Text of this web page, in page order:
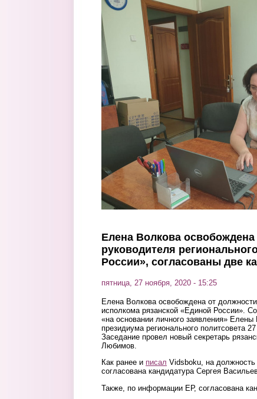
Перейти к основному содержанию
Елена Волкова
руководителя
России», согласованы две
пятница, 27 ноября, 2020 - 15:25
Елена Волкова освобождена от
исполкома рязанской «Единой России».
«на основании личного заявления» Елены
президиума регионального политсовета
Заседание провел новый секретарь
Любимов.
Как ранее и писал Vidsboku, на
согласована кандидатура Сергея
Также, по информации ЕР, согласована